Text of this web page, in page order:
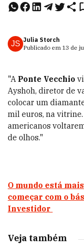
JS Julia Storch
Publicado em 13 de
"A Ponte Vecchio
Ayshoh, diretor de
colocar um
mil euros, na
americanos
de olhos."
O mundo está
começar com o
Investidor
Veja também